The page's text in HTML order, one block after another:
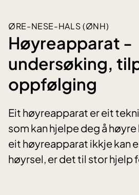
ØRE-NESE-HALS (ØNH)
Høyreapparat -
undersøking,
oppfølging
Eit høyreapparat er eit
som kan hjelpe deg å
eit høyreapparat ikkje kan
høyrsel, er det til stor hjelp